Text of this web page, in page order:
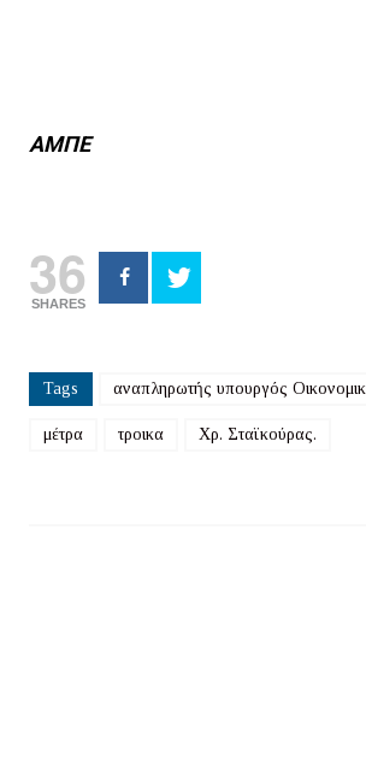
ΑΜΠΕ
36
SHARES
Tags αναπληρωτής υπουργός
μέτρα τροικα Χρ. Σταϊκούρας.